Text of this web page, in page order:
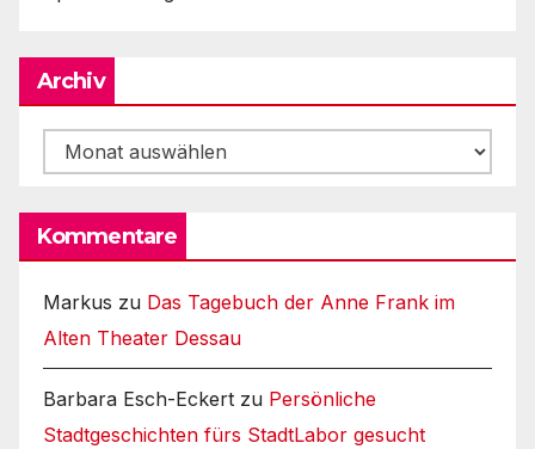
Archiv
Archiv
Kommentare
Markus zu Das Tagebuch der Anne Frank im
Alten Theater Dessau
Barbara Esch-Eckert zu Persönliche
Stadtgeschichten fürs StadtLabor gesucht